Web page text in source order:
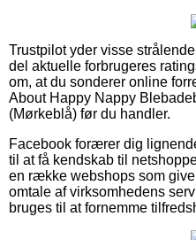
Trustpilot yder visse
del aktuelle forbrugeres
om, at du sonderer online
About Happy Nappy
(Mørkeblå) før du handler.
Facebook forærer dig
til at få kendskab til
en række webshops som
omtale af virksomhedens
bruges til at fornemme